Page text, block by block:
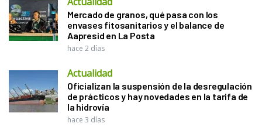
Mercado de granos, qué pasa con los
envases fitosanitarios y el balance de
Aapresid en La Posta
hace 2 días
Actualidad
Oficializan la suspensión de la desregulación
de prácticos y hay novedades en la tarifa de
la hidrovía
hace 3 días